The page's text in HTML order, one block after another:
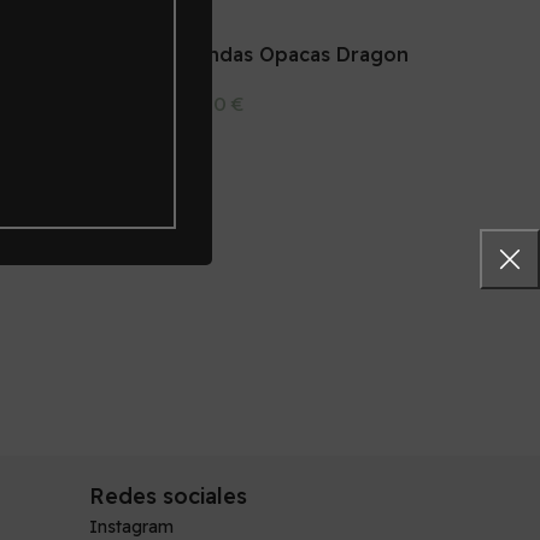
Fundas Opacas Dragon
5,00€
Redes sociales
Instagram